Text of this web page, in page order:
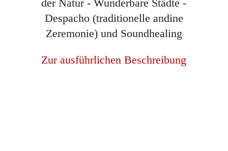
der Natur - Wunderbare Städte -
Despacho (traditionelle andine
Zeremonie) und Soundhealing
Zur ausführlichen Beschreibung